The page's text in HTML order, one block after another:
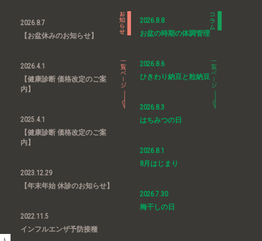
2026.8.7
【お盆休みのお知らせ】
2026.4.1
【健康診断 価格改定のご案
内】
2025.4.1
【健康診断 価格改定のご案
内】
2023.12.29
【年末年始 休診のお知らせ】
2022.11.5
インフルエンザ予防接種
2026.8.8
お盆の時期の体調管理
2026.8.6
ひきわり納豆と粒納豆
2026.8.3
はちみつの日
2026.8.1
8月はじまり
2026.7.30
梅干しの日